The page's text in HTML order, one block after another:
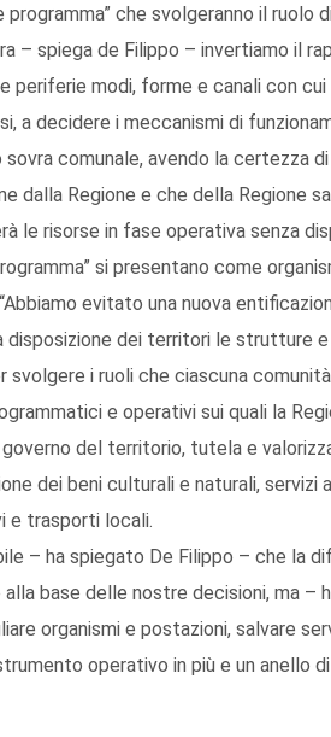
programma” che svolgeranno il ruolo
– spiega de Filippo – invertiamo il
periferie modi, forme e canali con
a decidere i meccanismi di
sovra comunale, avendo la certezza
dalla Regione e che della Regione
le risorse in fase operativa senza
si presentano come
evitato una nuova
dei territori le strutture
svolgere i ruoli che ciascuna
e operativi sui quali la
del territorio, tutela e
dei beni culturali e naturali,
e trasporti locali.
– ha spiegato De Filippo – che la
base delle nostre decisioni, ma
organismi e postazioni, salvare
operativo in più e un anello